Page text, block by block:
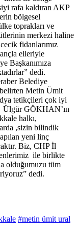
rafa kaldıran AKP
bölgesel
toprakları ve
merkezi haline
fidanlarımız
elleriyle
Başkanımıza
dedi.
Belediye
belirten Metin Ümit
tetikçileri çok iyi
GÖKHAN’ın
halkı,
,sizin bilindik
yeni linç
Biz, CHP İl
ile birlikte
olduğumuzu tüm
dedi.
#metin ümit ural